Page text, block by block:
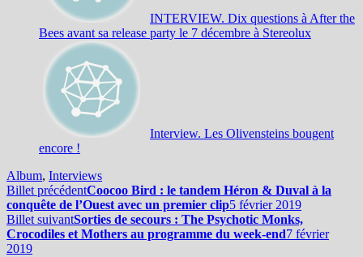
INTERVIEW. Dix questions à After the
Bees avant sa release party le 7 décembre à Stereolux
Interview. Les Olivensteins bougent
encore !
Album, Interviews
Billet précédentCoocoo Bird : le tandem Héron & Duval à la
conquête de l’Ouest avec un premier clip5 février 2019
Billet suivantSorties de secours : The Psychotic Monks,
Crocodiles et Mothers au programme du week-end7 février
2019